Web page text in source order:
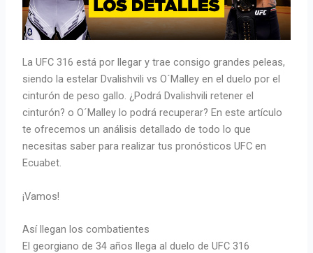
La UFC 316 está por llegar y trae consigo grandes peleas,
siendo la estelar Dvalishvili vs O´Malley en el duelo por el
cinturón de peso gallo. ¿Podrá Dvalishvili retener el
cinturón? o O´Malley lo podrá recuperar? En este artículo
te ofrecemos un análisis detallado de todo lo que
necesitas saber para realizar tus pronósticos UFC en
Ecuabet.
¡Vamos!
Así llegan los combatientes
El georgiano de 34 años llega al duelo de UFC 316